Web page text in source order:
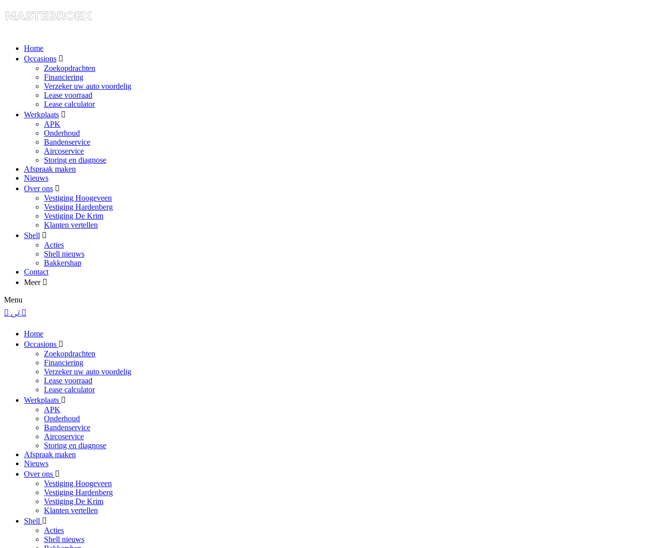
Home
Occasions
Zoekopdrachten
Financiering
Verzeker uw auto voordelig
Lease voorraad
Lease calculator
Werkplaats
APK
Onderhoud
Bandenservice
Aircoservice
Storing en diagnose
Afspraak maken
Nieuws
Over ons
Vestiging Hoogeveen
Vestiging Hardenberg
Vestiging De Krim
Klanten vertellen
Shell
Acties
Shell nieuws
Bakkershap
Contact
Meer
Menu
Home
Occasions
Zoekopdrachten
Financiering
Verzeker uw auto voordelig
Lease voorraad
Lease calculator
Werkplaats
APK
Onderhoud
Bandenservice
Aircoservice
Storing en diagnose
Afspraak maken
Nieuws
Over ons
Vestiging Hoogeveen
Vestiging Hardenberg
Vestiging De Krim
Klanten vertellen
Shell
Acties
Shell nieuws